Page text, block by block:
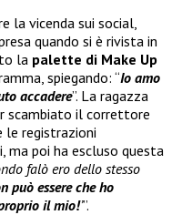
la vicenda sui social,
quando si è rivista in
la palette di Make Up
spiegando: “Io amo
accadere”. La ragazza
scambiato il correttore
le registrazioni
ma poi ha escluso questa
falò ero dello stesso
può essere che ho
il mio!’”.